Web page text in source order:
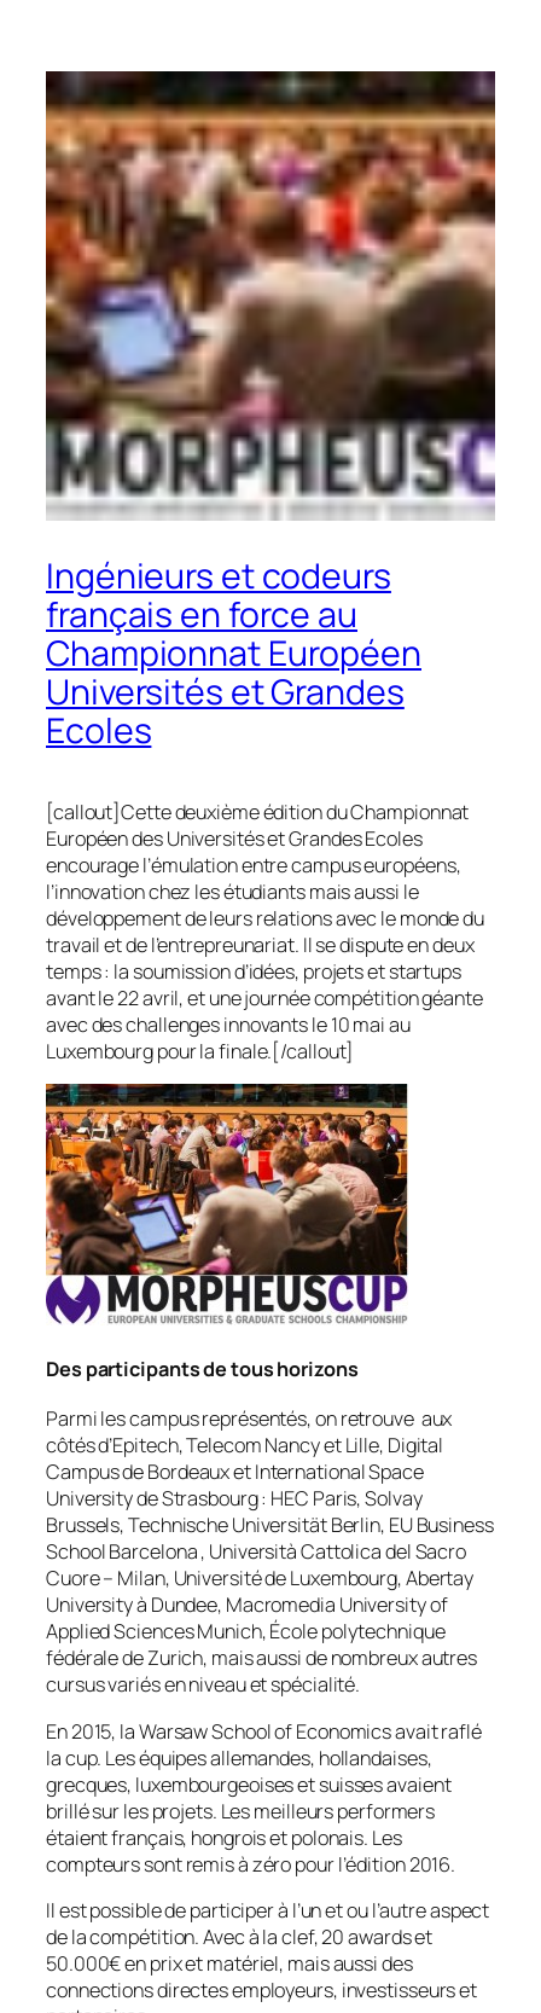
Ingénieurs et codeurs
français en force au
Championnat Européen
Universités et Grandes
Ecoles
[callout]Cette deuxième édition du Championnat
Européen des Universités et Grandes Ecoles
encourage l’émulation entre campus européens,
l’innovation chez les étudiants mais aussi le
développement de leurs relations avec le monde du
travail et de l’entrepreunariat. Il se dispute en deux
temps : la soumission d’idées, projets et startups
avant le 22 avril, et une journée compétition géante
avec des challenges innovants le 10 mai au
Luxembourg pour la finale.[/callout]
Des participants de tous horizons
Parmi les campus représentés, on retrouve aux
côtés d’Epitech, Telecom Nancy et Lille, Digital
Campus de Bordeaux et International Space
University de Strasbourg : HEC Paris, Solvay
Brussels, Technische Universität Berlin, EU Business
School Barcelona , Università Cattolica del Sacro
Cuore – Milan, Université de Luxembourg, Abertay
University à Dundee, Macromedia University of
Applied Sciences Munich, École polytechnique
fédérale de Zurich, mais aussi de nombreux autres
cursus variés en niveau et spécialité.
En 2015, la Warsaw School of Economics avait raflé
la cup. Les équipes allemandes, hollandaises,
grecques, luxembourgeoises et suisses avaient
brillé sur les projets. Les meilleurs performers
étaient français, hongrois et polonais. Les
compteurs sont remis à zéro pour l’édition 2016.
Il est possible de participer à l’un et ou l’autre aspect
de la compétition. Avec à la clef, 20 awards et
50.000€ en prix et matériel, mais aussi des
connections directes employeurs, investisseurs et